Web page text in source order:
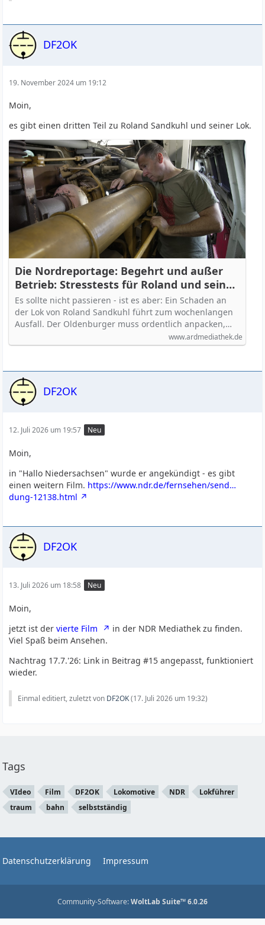
DF2OK
19. November 2024 um 19:12
Moin,
es gibt einen dritten Teil zu Roland Sandkuhl und seiner Lok.
Die Nordreportage: Begehrt und außer
Betrieb: Stresstests für Roland und seine
Lok - hier anschauen
Es sollte nicht passieren - ist es aber: Ein Schaden an
der Lok von Roland Sandkuhl führt zum wochenlangen
Ausfall. Der Oldenburger muss ordentlich anpacken,…
www.ardmediathek.de
DF2OK
12. Juli 2026 um 19:57 Neu
Moin,
in "Hallo Niedersachsen" wurde er angekündigt - es gibt
einen weitern Film. https://www.ndr.de/fernsehen/send…
dung-12138.html
DF2OK
13. Juli 2026 um 18:58 Neu
Moin,
jetzt ist dervierte Film
in der NDR Mediathek zu finden.
Viel Spaß beim Ansehen.
Nachtrag 17.7.'26: Link in Beitrag #15 angepasst, funktioniert
wieder.
Einmal editiert, zuletzt von DF2OK(17. Juli 2026 um 19:32)
Tags
VIdeo Film DF2OK Lokomotive NDR
Lokführer
traum
bahn selbstständig
Datenschutzerklärung Impressum
Community-Software:WoltLab Suite™ 6.0.26